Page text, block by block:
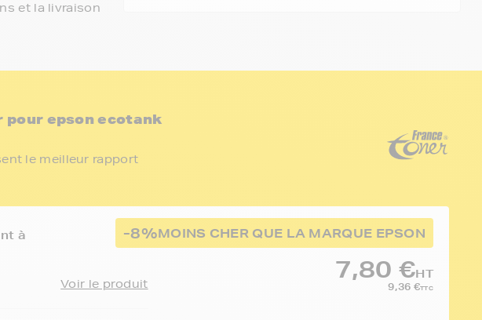
et la livraison
pour epson ecotank
le meilleur rapport
-8%MOINS CHER QUE LA MARQUE EPSON
à
Voir le produit
7,80 €HT
9,36 €TTC